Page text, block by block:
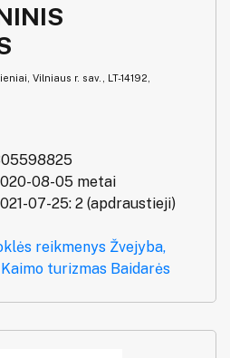
Vilniaus r. sav., LT-14192,
08-05 metai
07-25: 2 (apdraustieji)
reikmenys Žvejyba,
Kaimo turizmas Baidarės